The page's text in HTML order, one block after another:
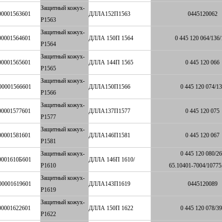
Защитный кожух-
P1563
ДЛЛА152П1563 0445120062
Защитный кожух-
P1564
ДЛЛА 150П 1564 0 445 120 064/
Защитный кожух-
P1565
ДЛЛА 144П 1565 0 445 120 066
Защитный кожух-
P1566
ДЛЛА150П1566 0 445 120 074/
Защитный кожух-
P1577
ДЛЛА137П1577 0 445 120 075
Защитный кожух-
P1581
ДЛЛА146П1581 0 445 120 067
Защитный кожух-
P1610
ДЛЛА 146П 1610/
0 445 120 080/
65.10401-7004/
Защитный кожух-
P1619
ДЛЛА143П1619 0445120089
Защитный кожух-
P1622
ДЛЛА 150П 1622 0 445 120 078/